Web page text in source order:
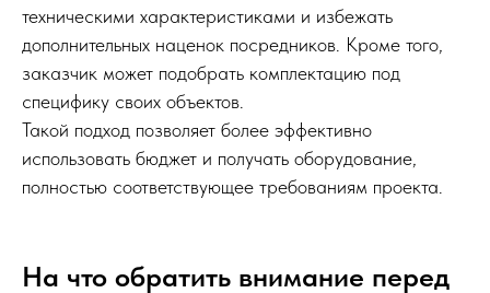
техническими характеристиками и избежать
дополнительных наценок посредников. Кроме того,
заказчик может подобрать комплектацию под
специфику своих объектов.
Такой подход позволяет более эффективно
использовать бюджет и получать оборудование,
полностью соответствующее требованиям проекта.
На что обратить внимание перед